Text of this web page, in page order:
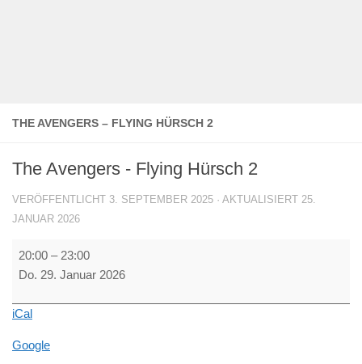
THE AVENGERS – FLYING HÜRSCH 2
The Avengers - Flying Hürsch 2
VERÖFFENTLICHT 3. SEPTEMBER 2025 · AKTUALISIERT 25.
JANUAR 2026
The
Avengers
Flying
2
20:00 – 23:00
Do. 29. Januar 2026
iCal
Google